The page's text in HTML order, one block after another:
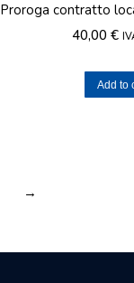
Proroga contratto
40,00 €
Add to
→